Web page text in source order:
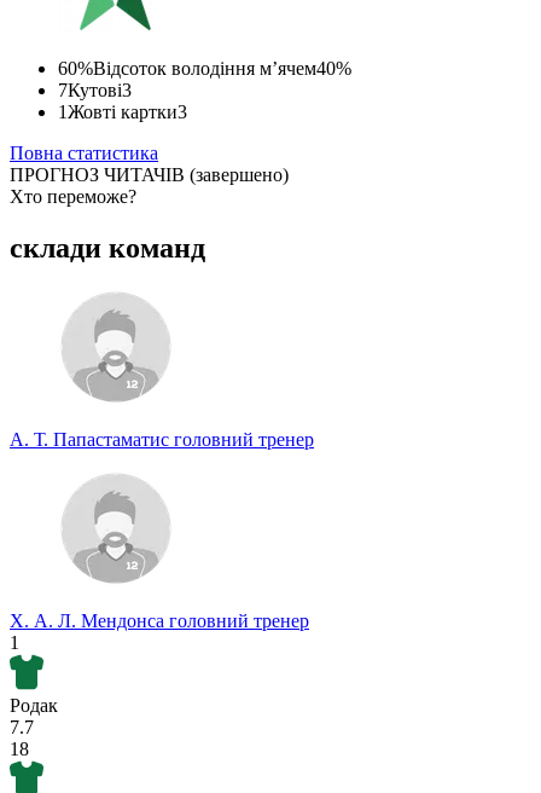
60%Відсоток володіння м’ячем40%
7Кутові3
1Жовті картки3
Повна статистика
ПРОГНОЗ ЧИТАЧІВ (завершено)
Хто переможе?
Спрогнозуєте точний рахунок?
Беріть участь у турнірі прогнозистів та здобувайте класні
Турнір прогнозистів
склади команд
А. Т. Папастаматис головний тренер
Х. А. Л. Мендонса головний тренер
1
Родак
7.7
18